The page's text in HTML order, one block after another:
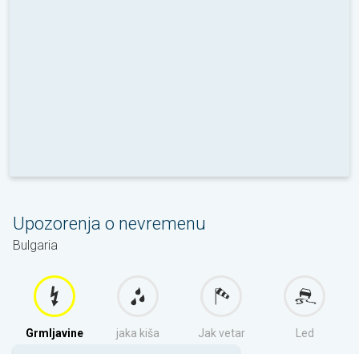
Upozorenja o nevremenu
Bulgaria
Grmljavine jaka kiša Jak vetar Led